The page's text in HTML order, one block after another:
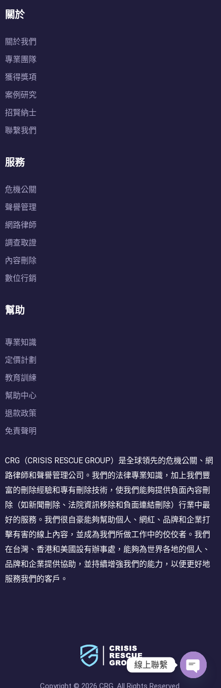
關於
關於我們
專業團隊
獲得獎項
案例研究
招賢納士
聯繫我們
服務
危機公關
聲譽管理
網路律師
調查取證
內容刪除
數位行銷
幫助
專業知識
定價計劃
教育訓練
幫助中心
退款政策
免責聲明
CRG（CRISIS RESCUE GROUP）是全球領先的危機公關、網
路律師和聲譽管理公司。我們的法律專業知識，加上我們豐
富的刪除經驗和專有刪除技術，使我們能夠提供負面內容刪
除（如新聞刪除、法院資訊移除和負面連結刪除）行業中最
好的服務。我們很自豪能夠幫助個人、網紅、品牌和企業打
擊有害的線上內容，並成為我們所做工作中的佼佼者。我們
在台灣、香港和美國設有辦事處，能夠為世界各地的個人、
品牌和企業提供協助，並持續增強我們的能力，以便更好地
服務我們的客戶。
線上聯繫